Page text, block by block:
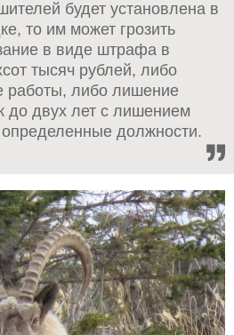
будет установлена в
то им может грозить
в виде штрафа в
тысяч рублей, либо
работы, либо лишение
до двух лет с лишением
должности.